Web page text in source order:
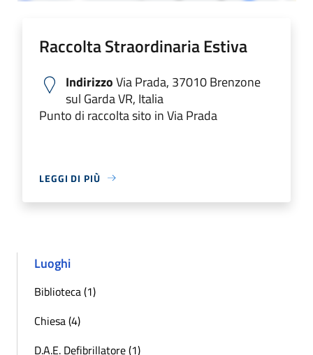
Raccolta Straordinaria Estiva
IndirizzoVia Prada, 37010 Brenzone
sul Garda VR, Italia
Punto di raccolta sito in Via Prada
LEGGI DI PIÙ
Luoghi
Biblioteca (1)
Chiesa (4)
D.A.E. Defibrillatore (1)